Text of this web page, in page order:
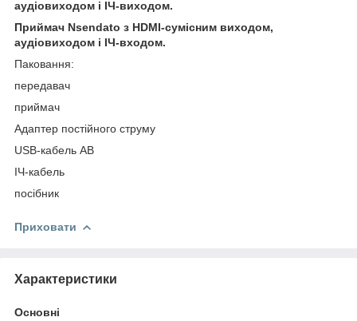
аудіовиходом і ІЧ-виходом.
Приймач Nsendato з HDMI-сумісним виходом,
аудіовиходом і ІЧ-входом.
Паковання:
передавач
приймач
Адаптер постійного струму
USB-кабель AB
ІЧ-кабель
посібник
Приховати
Характеристики
Основні